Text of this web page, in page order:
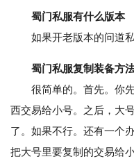
蜀门私服有什么版本
如果开老版本的问道私
蜀门私服复制装备方
很简单的。首先。你先
西交易给小号。之后，大
了。如果不行。还有一个
把大号里要复制的交易给